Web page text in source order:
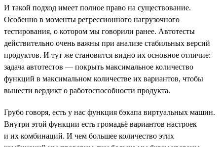
И такой подход имеет полное право на существование.
Особенно в моменты регрессионного нагрузочного
тестирования, о котором мы говорили ранее. Автотесты
действительно очень важны при анализе стабильных версий
продуктов. И тут же становится видно их основное отличие:
задача автотестов — покрыть максимальное количество
функций в максимальном количестве их вариантов, чтобы
вынести вердикт о работоспособности продукта.
Грубо говоря, есть у нас функция бэкапа виртуальных машин.
Внутри этой функции есть громадьё вариантов настроек
и их комбинаций. И чем большее количество этих